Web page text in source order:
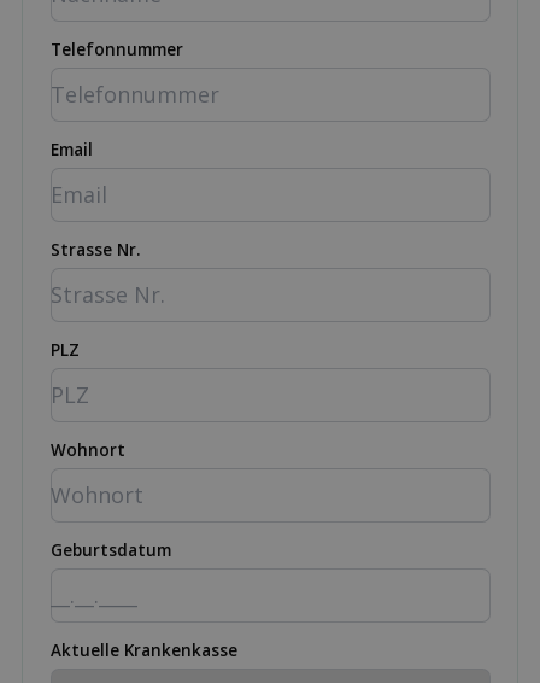
Telefonnummer
Email
Strasse Nr.
PLZ
Wohnort
Geburtsdatum
Aktuelle Krankenkasse